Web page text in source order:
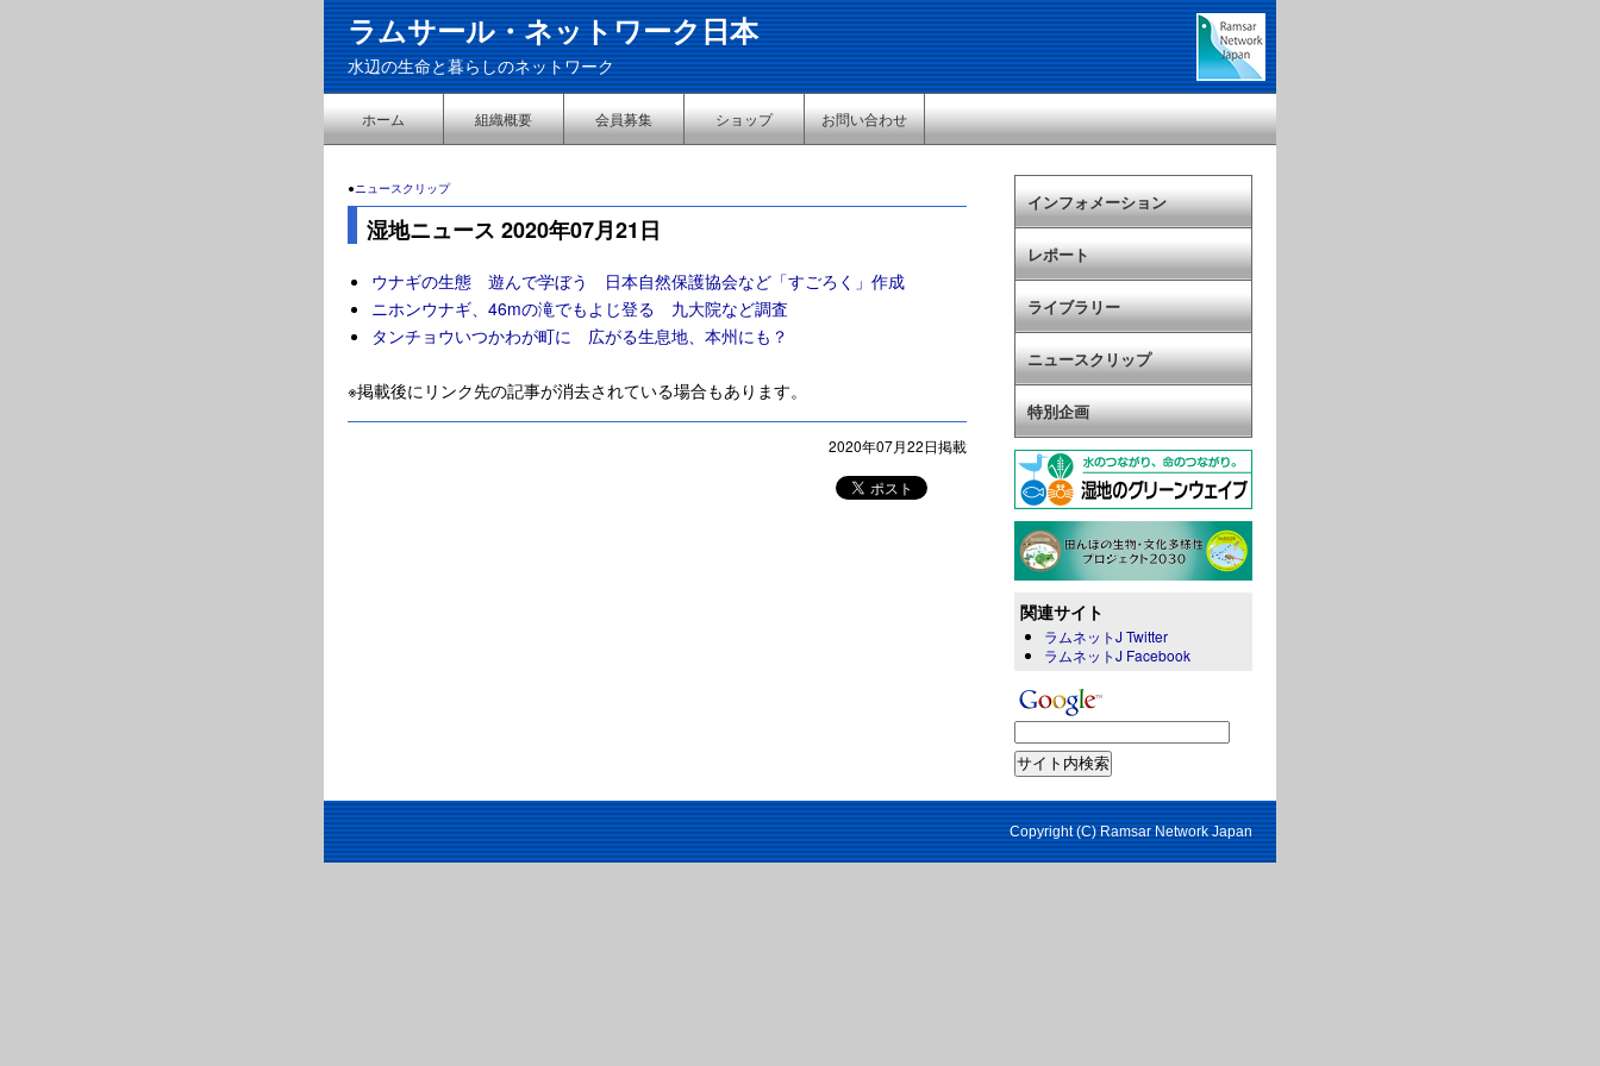
ラムサール・ネットワーク日本
水辺の生命と暮らしのネットワーク
ホーム 組織概要 会員募集 ショップ お問い合わせ
●ニュースクリップ
湿地ニュース 2020年07月21日
ウナギの生態 遊んで学ぼう 日本自然保護協会など「すごろく」作成
ニホンウナギ、46mの滝でもよじ登る 九大院など調査
タンチョウいつかわが町に 広がる生息地、本州にも？
※掲載後にリンク先の記事が消去されている場合もあります。
2020年07月22日掲載
インフォメーション
レポート
ライブラリー
ニュースクリップ
特別企画
関連サイト
ラムネットJ Twitter
ラムネットJ Facebook
Copyright (C) Ramsar Network Japan